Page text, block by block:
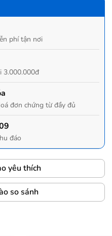
phí tận nơi
3.000.000đ
đơn chứng từ đầy đủ
đáo
yêu thích
so sánh